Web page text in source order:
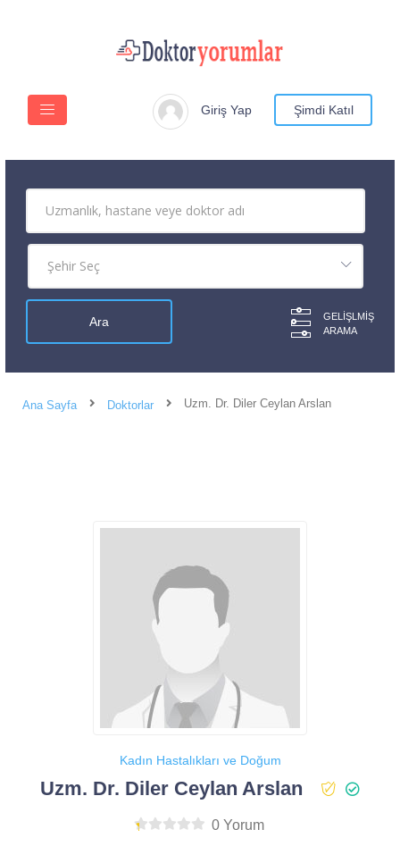
Giriş Yap Şimdi Katıl
GELIŞLMIŞ
ARAMA
Ana Sayfa Doktorlar Uzm. Dr. Diler Ceylan Arslan
Kadın Hastalıkları ve Doğum
Uzm. Dr. Diler Ceylan Arslan
0 Yorum